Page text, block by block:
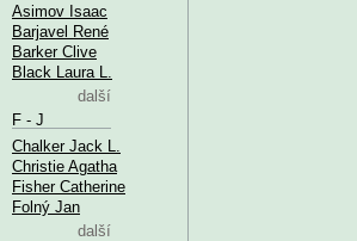
Asimov Isaac
Barjavel René
Barker Clive
Black Laura L.
další
F - J
Chalker Jack L.
Christie Agatha
Fisher Catherine
Folný Jan
další